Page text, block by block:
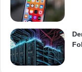
zur sicheren
Austausch
Informationen
Zusammenarbeit